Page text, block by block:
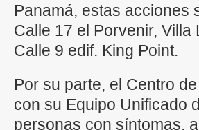
Panamá, estas acciones
Calle 17 el Porvenir,
Calle 9 edif. King Point.
Por su parte, el Centro
con su Equipo Unificado
personas con síntomas,